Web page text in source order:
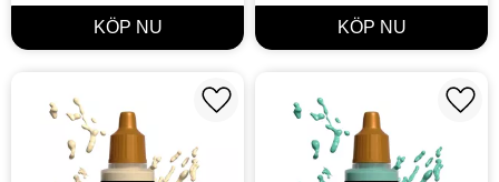
Lägg till i favoriter